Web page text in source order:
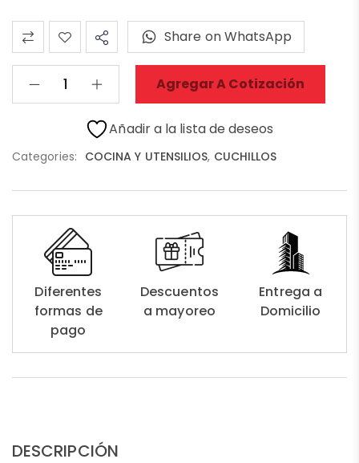
Agregar A Cotización
Share on WhatsApp
Añadir a la lista de deseos
Categories: COCINA Y UTENSILIOS, CUCHILLOS
Diferentes
formas de
pago
Descuentos
a mayoreo
Entrega a
Domicilio
DESCRIPCIÓN